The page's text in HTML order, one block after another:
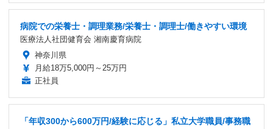
病院での栄養士・調理業務/栄養士・調理士/働きやすい環境
医療法人社団健育会 湘南慶育病院
神奈川県
月給18万5,000円～25万円
正社員
「年収300から600万円/経験に応じる」私立大学職員/事務職